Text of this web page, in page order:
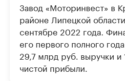
Завод «Моторинвест» в
районе Липецкой
сентябре 2022 года.
его первого полного
29,7 млрд руб. выручки и
чистой прибыли.